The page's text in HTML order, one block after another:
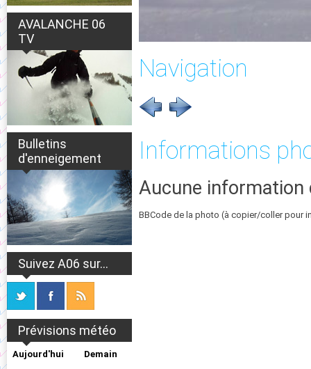
AVALANCHE 06
TV
Bulletins
d'enneigement
Suivez A06 sur...
Prévisions météo
Aujourd'hui Demain
Navigation
Informations
Aucune information
BBCode de la photo (à copier/coller pour